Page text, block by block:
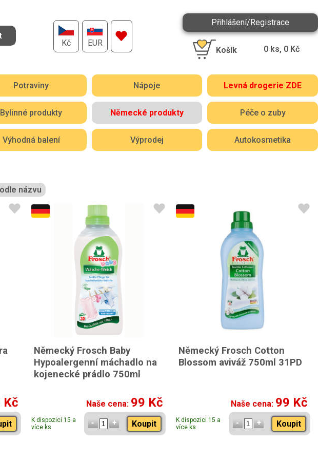
Kč EUR
Přihlášení/Registrace
Košík 0 ks, 0 Kč
Potraviny Nápoje Levná drogerie ZDE
Bylinné produkty Německé produkty Péče o zuby
Výhodná balení Výprodej Autokosmetika
názvu
Kč
Německý Frosch Baby
Hypoalergenní máchadlo na
kojenecké prádlo 750ml
Naše cena: 99 Kč
K dispozici 15 a
více ks
Koupit
Německý Frosch Cotton
Blossom aviváž 750ml 31PD
Naše cena: 99 Kč
K dispozici 15 a
více ks
Koupit